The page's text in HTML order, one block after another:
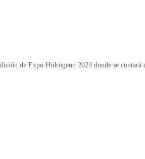
de Expo Hidrógeno 2023 donde se contará